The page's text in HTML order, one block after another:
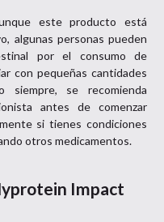
este producto está
algunas personas pueden
por el consumo de
con pequeñas cantidades
siempre, se recomienda
antes de comenzar
si tienes condiciones
otros medicamentos.
Impact